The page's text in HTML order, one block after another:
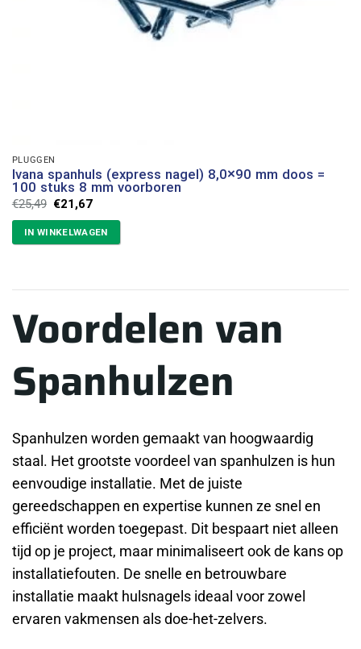
PLUGGEN
Ivana spanhuls (express nagel) 8,0×90 mm doos =
100 stuks 8 mm voorboren
€25,49 Oorspronkelijke
prijs
was:
€25,49.
€21,67Huidige
is:
€21,67.
IN WINKELWAGEN
Voordelen van
Spanhulzen
Spanhulzen worden gemaakt van hoogwaardig
staal. Het grootste voordeel van spanhulzen is hun
eenvoudige installatie. Met de juiste
gereedschappen en expertise kunnen ze snel en
efficiënt worden toegepast. Dit bespaart niet alleen
tijd op je project, maar minimaliseert ook de kans op
installatiefouten. De snelle en betrouwbare
installatie maakt hulsnagels ideaal voor zowel
ervaren vakmensen als doe-het-zelvers.